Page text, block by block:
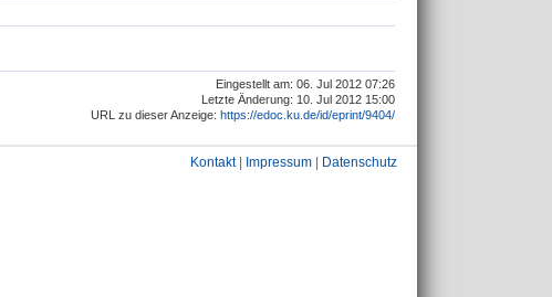
Eingestellt am: 06. Jul 2012 07:26
Letzte Änderung: 10. Jul 2012 15:00
URL zu dieser Anzeige: https://edoc.ku.de/id/eprint/9404/
Kontakt| Impressum Datenschutz